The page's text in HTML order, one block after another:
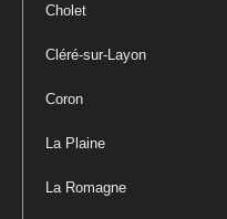
Cholet
Cléré-sur-Layon
Coron
La Plaine
La Romagne